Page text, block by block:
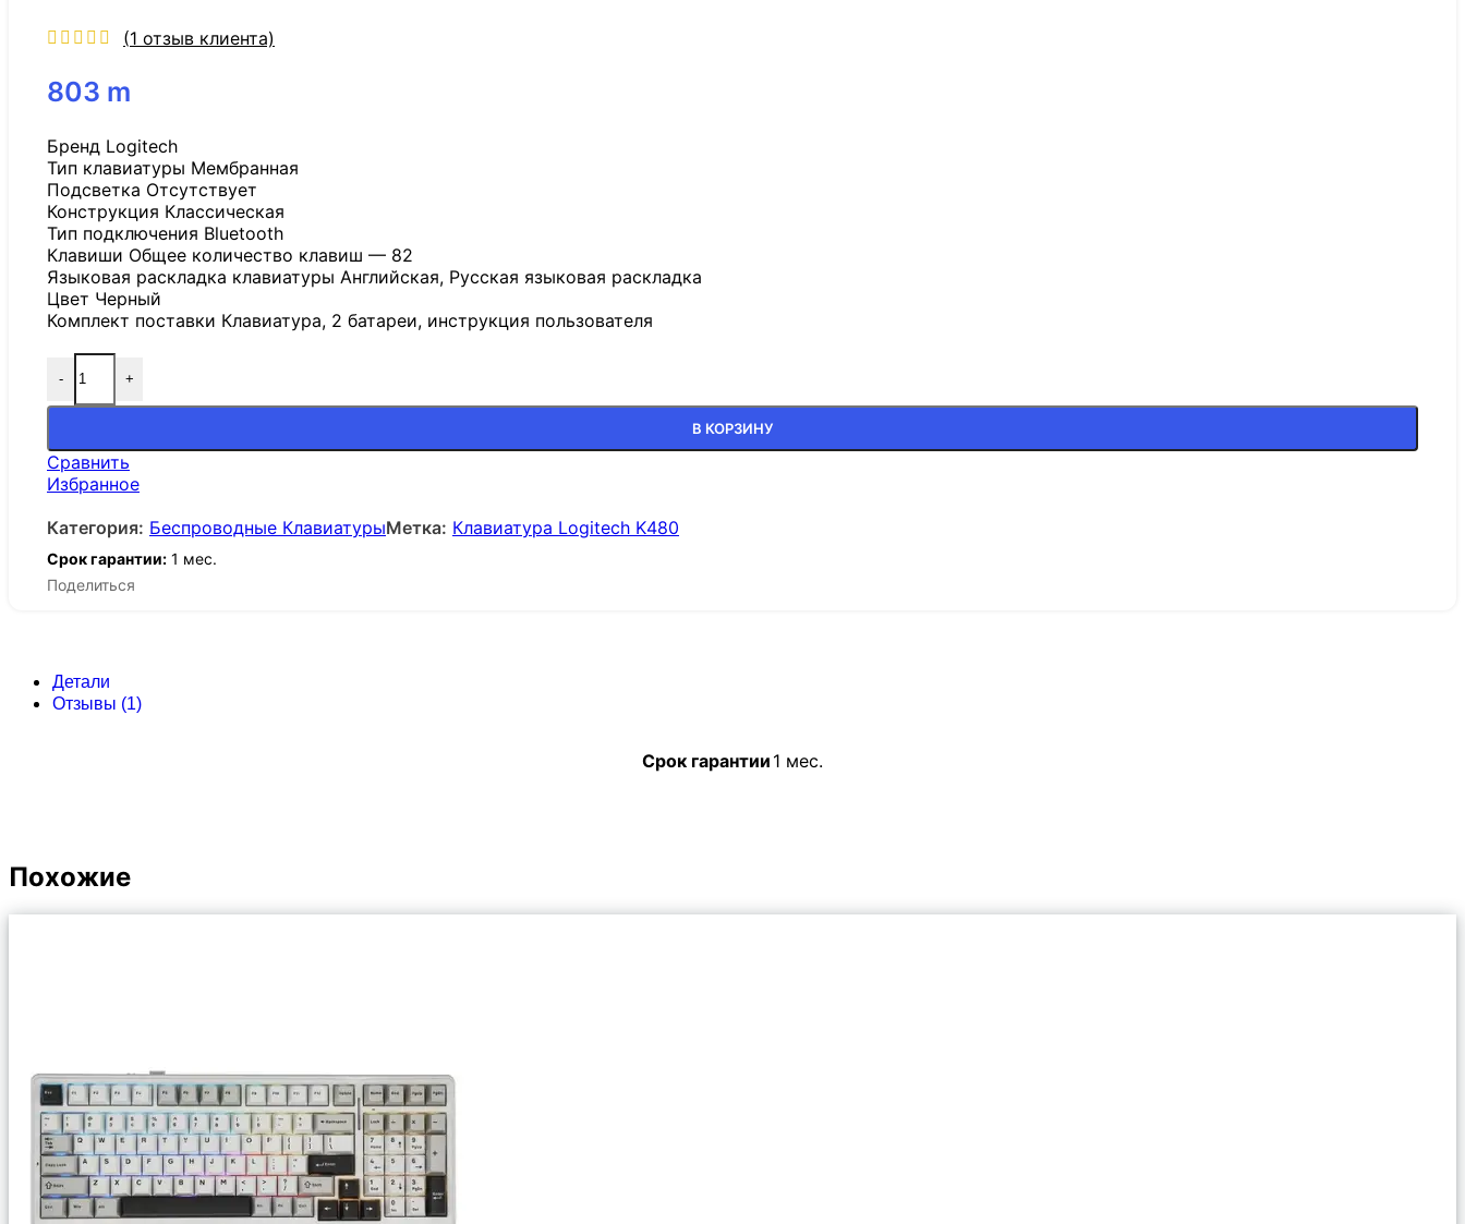
(1 отзыв клиента)
803 m
Бренд Logitech
Тип клавиатуры Мембранная
Подсветка Отсутствует
Конструкция Классическая
Тип подключения Bluetooth
Клавиши Общее количество клавиш — 82
Языковая раскладка клавиатуры Английская, Русская языковая раскладка
Цвет Черный
Комплект поставки Клавиатура, 2 батареи, инструкция пользователя
- +
В КОРЗИНУ
Сравнить
Избранное
Категория: Беспроводные КлавиатурыМетка: Клавиатура Logitech K480
Срок гарантии: 1 мес.
Поделиться
Детали
Отзывы (1)
Срок гарантии 1 мес.
Похожие